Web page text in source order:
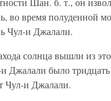
во время полуденной
Чул-и Джалали.
солнца вышли из
Джалали было
Чул-и Джалали.